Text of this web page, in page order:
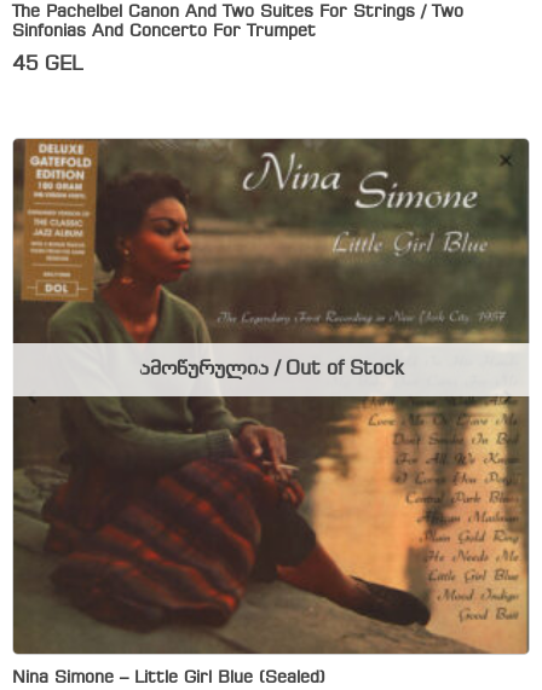
The Pachelbel Canon And Two Suites For Strings / Two
Sinfonias And Concerto For Trumpet
45 GEL
Nina Simone – Little Girl Blue (Sealed)
ამოწურულია / Out of Stock